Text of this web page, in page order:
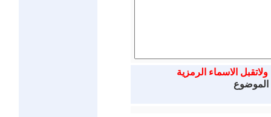
الاسماء الرمزية
الموضوع